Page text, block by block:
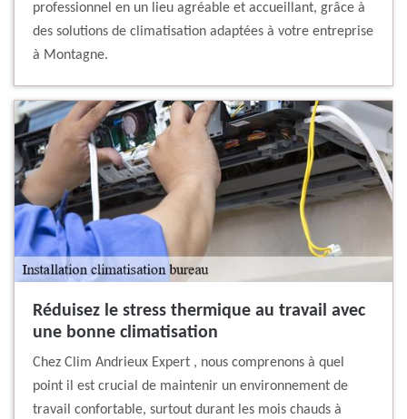
professionnel en un lieu agréable et accueillant, grâce à
des solutions de climatisation adaptées à votre entreprise
à Montagne.
Réduisez le stress thermique au travail avec
une bonne climatisation
Chez Clim Andrieux Expert , nous comprenons à quel
point il est crucial de maintenir un environnement de
travail confortable, surtout durant les mois chauds à